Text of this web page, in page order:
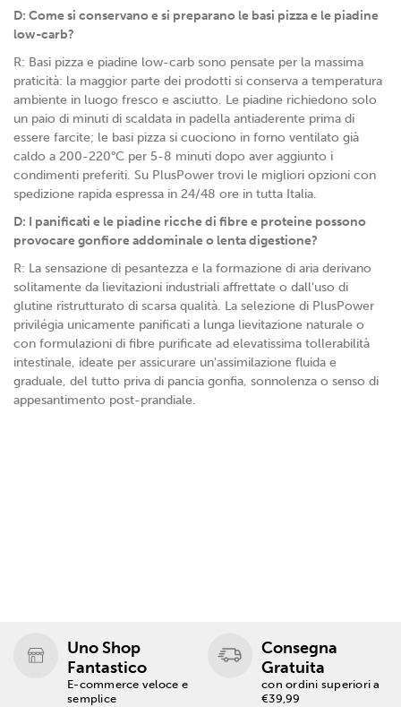
D: Come si conservano e si preparano le basi pizza e le piadine
low-carb?
R: Basi pizza e piadine low-carb sono pensate per la massima
praticità: la maggior parte dei prodotti si conserva a temperatura
ambiente in luogo fresco e asciutto. Le piadine richiedono solo
un paio di minuti di scaldata in padella antiaderente prima di
essere farcite; le basi pizza si cuociono in forno ventilato già
caldo a 200-220°C per 5-8 minuti dopo aver aggiunto i
condimenti preferiti. Su PlusPower trovi le migliori opzioni con
spedizione rapida espressa in 24/48 ore in tutta Italia.
D: I panificati e le piadine ricche di fibre e proteine possono
provocare gonfiore addominale o lenta digestione?
R: La sensazione di pesantezza e la formazione di aria derivano
solitamente da lievitazioni industriali affrettate o dall'uso di
glutine ristrutturato di scarsa qualità. La selezione di PlusPower
privilégia unicamente panificati a lunga lievitazione naturale o
con formulazioni di fibre purificate ad elevatissima tollerabilità
intestinale, ideate per assicurare un'assimilazione fluida e
graduale, del tutto priva di pancia gonfia, sonnolenza o senso di
appesantimento post-prandiale.
Uno Shop
Fantastico
E-commerce veloce e
semplice
Consegna
Gratuita
con ordini superiori a
€39,99